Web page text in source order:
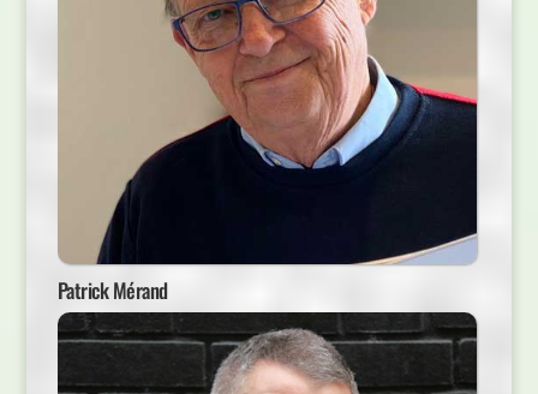
Patrick Mérand